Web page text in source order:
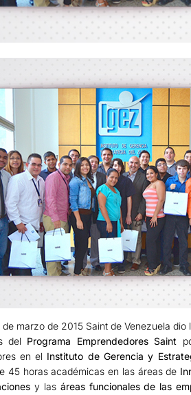
de marzo de 2015 Saint de Venezuela
del Programa Emprendedores Saint
en el Instituto de Gerencia y
45 horas académicas en las áreas de
y las áreas funcionales de las